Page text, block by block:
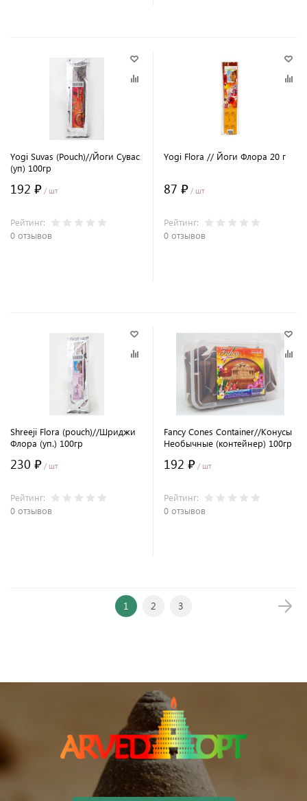
Yogi Suvas (Pouch)//Йоги Сувас
(уп) 100гр
192 ₽ / шт
Рейтинг:
0 отзывов
Yogi Flora // Йоги Флора 20 г
87 ₽ / шт
Рейтинг:
0 отзывов
Shreeji Flora (pouch)//Шриджи
Флора (уп.) 100гр
230 ₽ / шт
Рейтинг:
0 отзывов
Fancy Cones Container//Конусы
Необычные (контейнер) 100гр
192 ₽ / шт
Рейтинг:
0 отзывов
1 2 3